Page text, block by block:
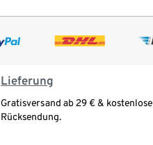
Lieferung
Gratisversand ab 29 € & kostenlose
Rücksendung.